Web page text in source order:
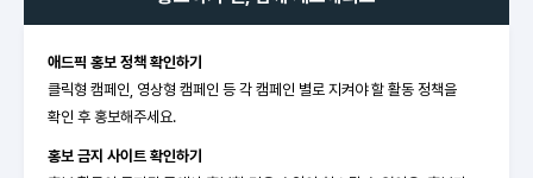
애드픽 홍보 정책 확인하기
클릭형 캠페인, 영상형 캠페인 등 각 캠페인 별로 지켜야 할 활동 정책을
확인 후 홍보해주세요.
홍보 금지 사이트 확인하기